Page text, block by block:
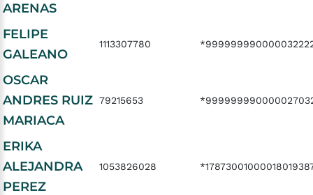
ARENAS
FELIPE
GALEANO
1113307780
OSCAR
ANDRES RUIZ
MARIACA
79215653
ERIKA
ALEJANDRA
PEREZ
1053826028